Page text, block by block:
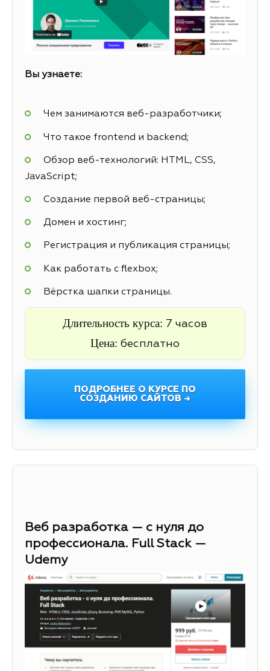
Вы узнаете:
Чем занимаются веб-разработчики;
Что такое frontend и backend;
Обзор веб-технологий: HTML, CSS,
JavaScript;
Создание первой веб-страницы;
Домен и хостинг;
Регистрация и публикация страницы;
Как работать с flexbox;
Вёрстка шапки страницы.
Длительность курса: 7 часов
Цена: бесплатно
ПОДРОБНЕЕ О КУРСЕ ПО
СОЗДАНИЮ САЙТОВ →
Веб разработка — с нуля до
профессионала. Full Stack —
Udemy